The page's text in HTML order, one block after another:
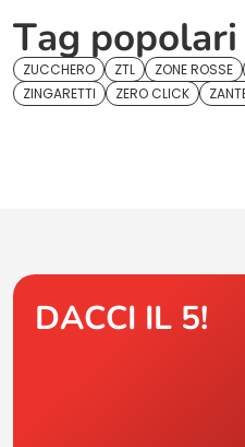
Tag popolari
ZUCCHERO ZTL ZONE ROSSE
ZINGARETTI
ZERO CLICK
DACCI IL 5!